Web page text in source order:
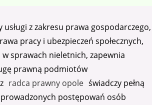
usługi z zakresu prawa gospodarczego,
pracy i ubezpieczeń społecznych,
sprawach nieletnich, zapewnia
prawną podmiotów
radca prawny opole świadczy pełną
prowadzonych postępowań osób